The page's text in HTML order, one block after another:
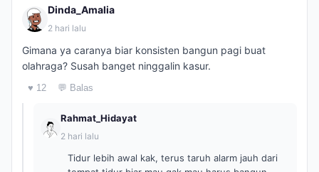
Dinda_Amalia
2 hari lalu
Gimana ya caranya biar konsisten bangun pagi buat
olahraga? Susah banget ninggalin kasur.
♥ 12 💬 Balas
Rahmat_Hidayat
2 hari lalu
Tidur lebih awal kak, terus taruh alarm jauh dari